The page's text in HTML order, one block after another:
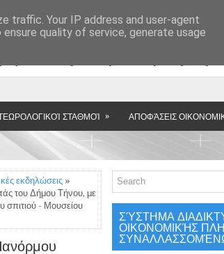
ΣΤΑΘΜΟΊ » ΑΠΟΦΆΣΕΙΣ
εκδηλώσεις »
του Δήμου Τήνου, με
σπιτιού - Μουσείου
ΣΎΣΤΗΜΑ
ΟΙΚΟΝΟΜΙΚΉΣ
traffic. Your IP address and user-agent
quality of service, generate usage